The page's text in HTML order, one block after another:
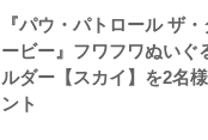
『パウ・パトロール ザ
ービー』フワフワぬいぐ
ルダー【スカイ】を2名
ント